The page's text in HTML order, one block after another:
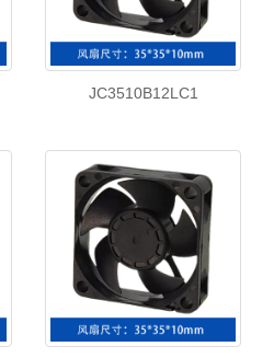
JC3510B12LC1